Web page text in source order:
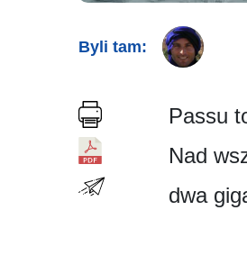
Byli tam:
Passu
Nad
dwa